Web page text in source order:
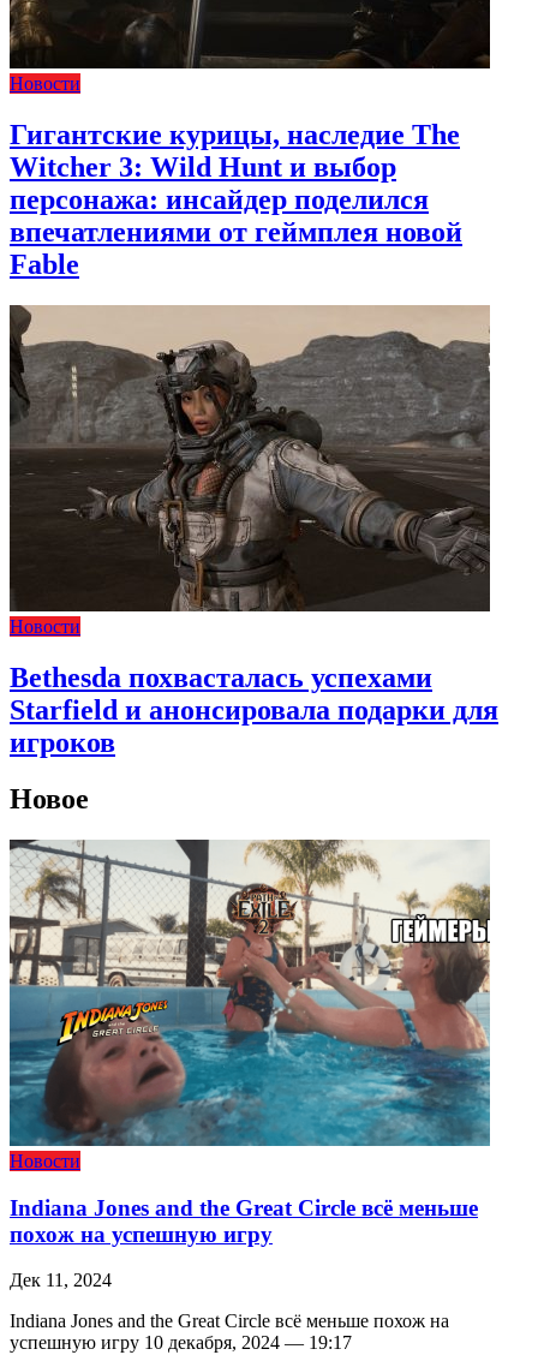
Новости
Гигантские курицы, наследие The
Witcher 3: Wild Hunt и выбор
персонажа: инсайдер поделился
впечатлениями от геймплея новой
Fable
Новости
Bethesda похвасталась успехами
Starfield и анонсировала подарки для
игроков
Новое
Новости
Indiana Jones and the Great Circle всё меньше
похож на успешную игру
Дек 11, 2024
Indiana Jones and the Great Circle всё меньше похож на
успешную игру 10 декабря, 2024 — 19:17